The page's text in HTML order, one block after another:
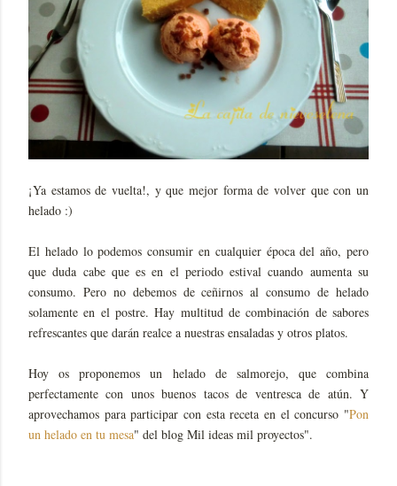
¡Ya estamos de vuelta!, y que mejor forma de volver que con un
helado :)
El helado lo podemos consumir en cualquier época del año, pero
que duda cabe que es en el periodo estival cuando aumenta su
consumo. Pero no debemos de ceñirnos al consumo de helado
solamente en el postre. Hay multitud de combinación de sabores
refrescantes que darán realce a nuestras ensaladas y otros platos.
Hoy os proponemos un helado de salmorejo, que combina
perfectamente con unos buenos tacos de ventresca de atún. Y
aprovechamos para participar con esta receta en el concurso "Pon
un helado en tu mesa" del blog Mil ideas mil proyectos".